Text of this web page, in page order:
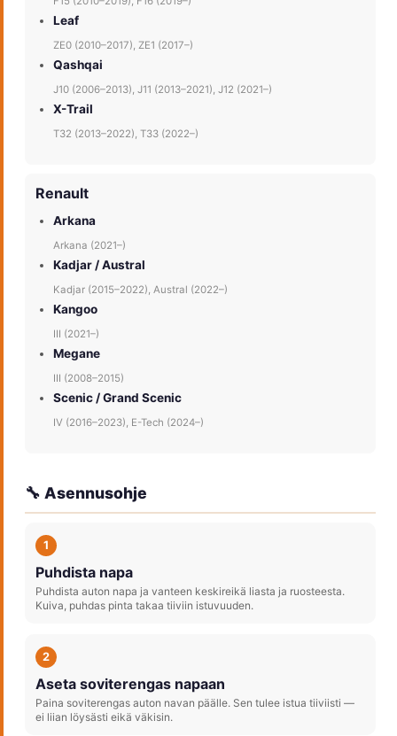
Leaf
ZE0 (2010–2017), ZE1 (2017–)
Qashqai
J10 (2006–2013), J11 (2013–2021), J12 (2021–)
X-Trail
T32 (2013–2022), T33 (2022–)
Renault
Arkana
Arkana (2021–)
Kadjar / Austral
Kadjar (2015–2022), Austral (2022–)
Kangoo
III (2021–)
Megane
III (2008–2015)
Scenic / Grand Scenic
IV (2016–2023), E-Tech (2024–)
🔧 Asennusohje
1
Puhdista napa
Puhdista auton napa ja vanteen keskireikä liasta ja ruosteesta.
Kuiva, puhdas pinta takaa tiiviin istuvuuden.
2
Aseta soviterengas napaan
Paina soviterengas auton navan päälle. Sen tulee istua tiiviisti —
ei liian löysästi eikä väkisin.